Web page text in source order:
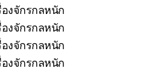
งจักรกลหนัก
งจักรกลหนัก
งจักรกลหนัก
งจักรกลหนัก